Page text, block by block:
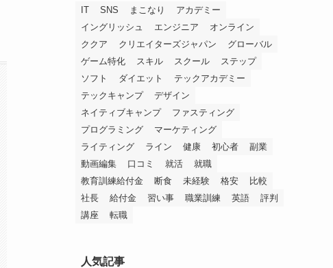
IT SNS まこなり
アカデミー
イングリッシュ
エンジニア
オンライン
ククア
クリエイターズジャパン
グローバル
ゲーム特化
スキル スクール
ステップ
ソフト
ダイエット
テックアカデミー
テックキャンプ
デザイン
ネイティブキャンプ
ファスティング
プログラミング
マーケティング
ライティング
ライン 健康 初心者
副業
動画編集
口コミ 就活
就職
教育訓練給付金
断食 未経験 格安
比較
社長
給付金 習い事 職業訓練 英語
評判
講座
転職
人気記事